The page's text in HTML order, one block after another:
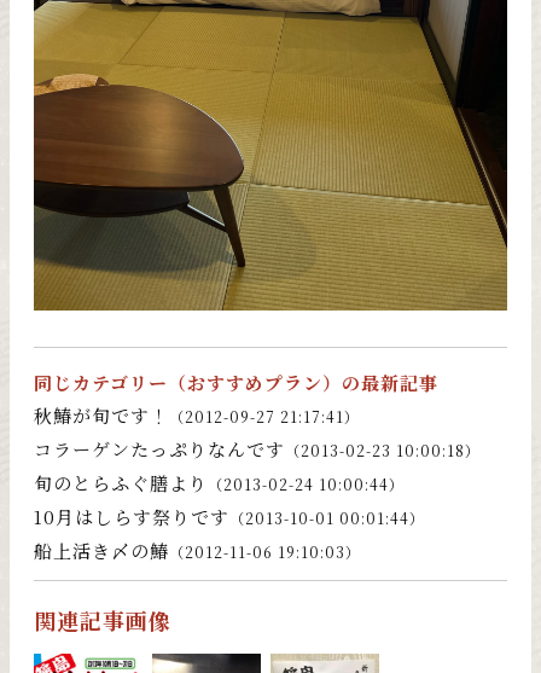
同じカテゴリー（おすすめプラン）の最新記事
秋鰆が旬です！
（2012-09-27 21:17:41）
コラーゲンたっぷりなんです （2013-02-23 10:00:18）
旬のとらふぐ膳より （2013-02-24 10:00:44）
10月はしらす祭りです （2013-10-01 00:01:44）
船上活き〆の鰆 （2012-11-06 19:10:03）
関連記事画像